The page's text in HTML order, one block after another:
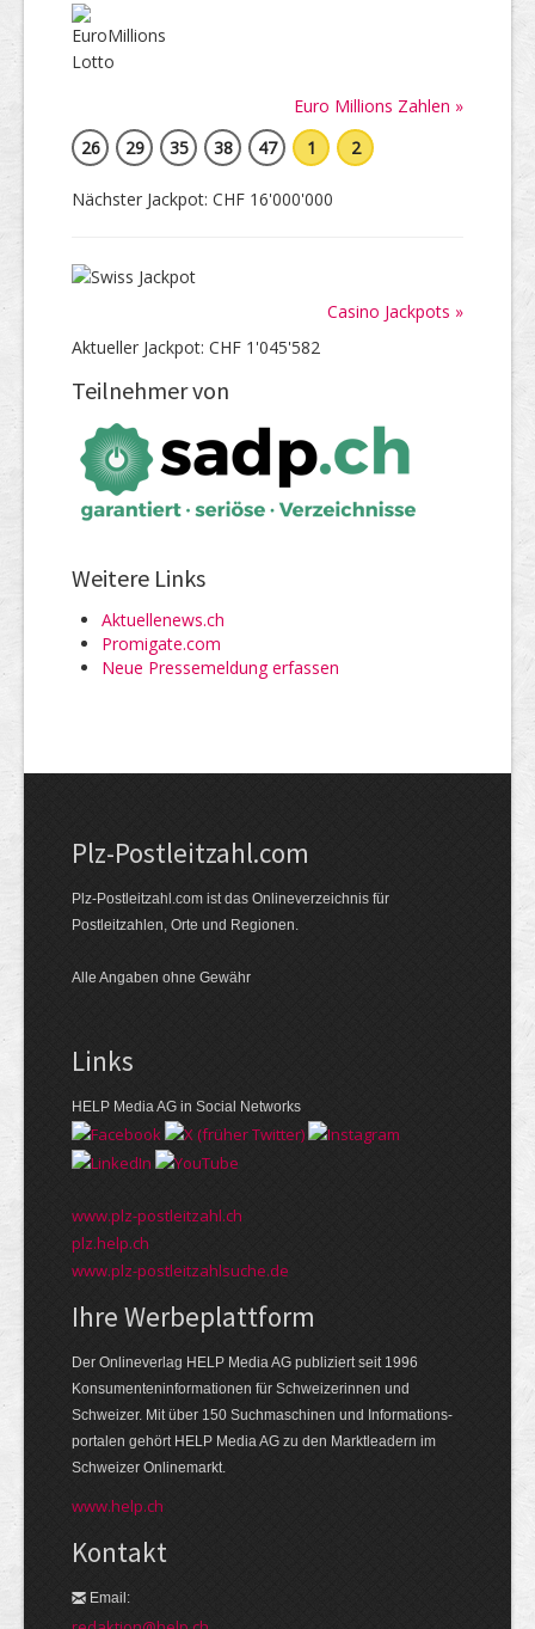
Euro Millions Zahlen »
26
29 35 38 47 1 2
Nächster Jackpot: CHF 16'000'000
Casino Jackpots »
Aktueller Jackpot: CHF 1'045'582
Teilnehmer von
Weitere Links
Aktuellenews.ch
Promigate.com
Neue Pressemeldung erfassen
Plz-Postleitzahl.com
Plz-Postleitzahl.com ist das Onlineverzeichnis für
Postleitzahlen, Orte und Regionen.
Alle Angaben ohne Gewähr
Links
HELP Media AG in Social Networks
www.plz-postleitzahl.ch
plz.help.ch
www.plz-postleitzahlsuche.de
Ihre Werbeplattform
Der Onlineverlag HELP Media AG publiziert seit 1996
Konsumenten­informationen für Schweizerinnen und
Schweizer. Mit über 150 Suchmaschinen und Informations­
portalen gehört HELP Media AG zu den Markt­leadern im
Schweizer Onlinemarkt.
www.help.ch
Kontakt
Email: